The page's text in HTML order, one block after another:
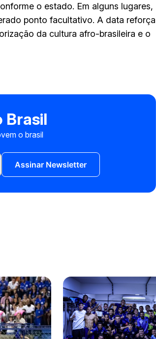
o estado. Em alguns lugares,
ponto facultativo. A data reforça
da cultura afro-brasileira e o
Brasil
o brasil
Assinar Newsletter